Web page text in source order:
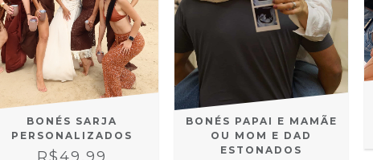
BONÉS SARJA
PERSONALIZADOS
BONÉS PAPAI E MAMÃE
OU MOM E DAD
ESTONADOS